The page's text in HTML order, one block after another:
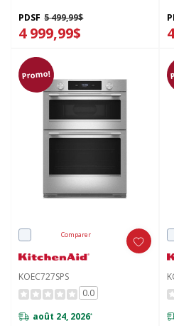
Blanc KOEC730SWH
PDSF 5 499,99$
4 999,99$
Promo!
Comparer
KOEC727SPS
0.0
août 24, 2026*